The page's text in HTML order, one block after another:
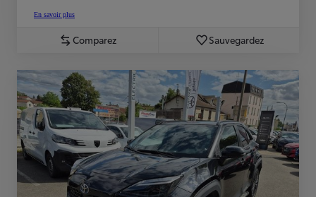
En savoir plus
Comparez Sauvegardez